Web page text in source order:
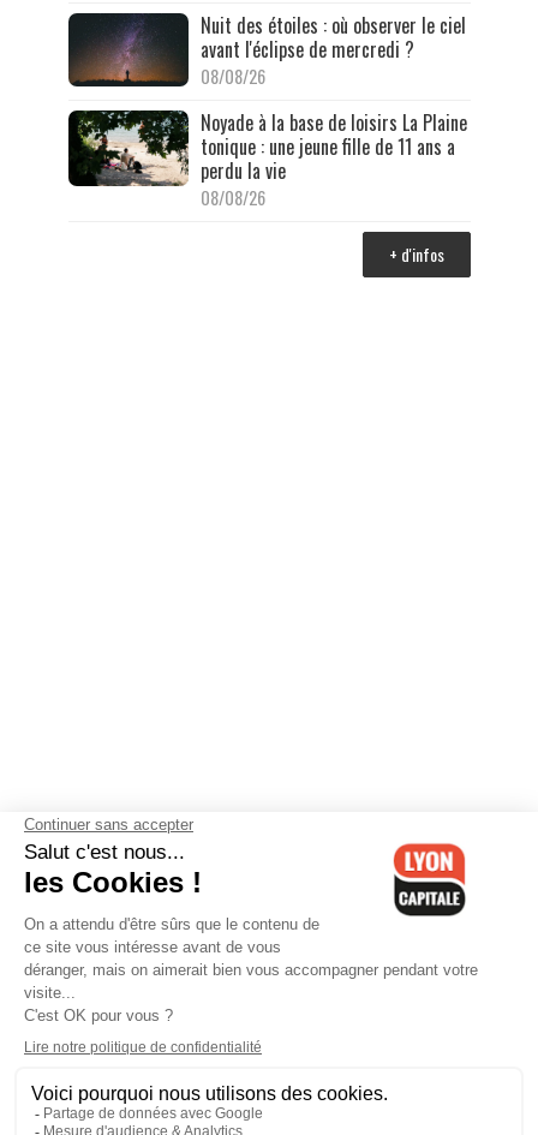
Nuit des étoiles : où observer le ciel
avant l'éclipse de mercredi ?
08/08/26
Noyade à la base de loisirs La Plaine
tonique : une jeune fille de 11 ans a
perdu la vie
08/08/26
+ d'infos
Contactez-nous-Mentions légales-CGV-Politique de
confidentialité-Gestion des cookies